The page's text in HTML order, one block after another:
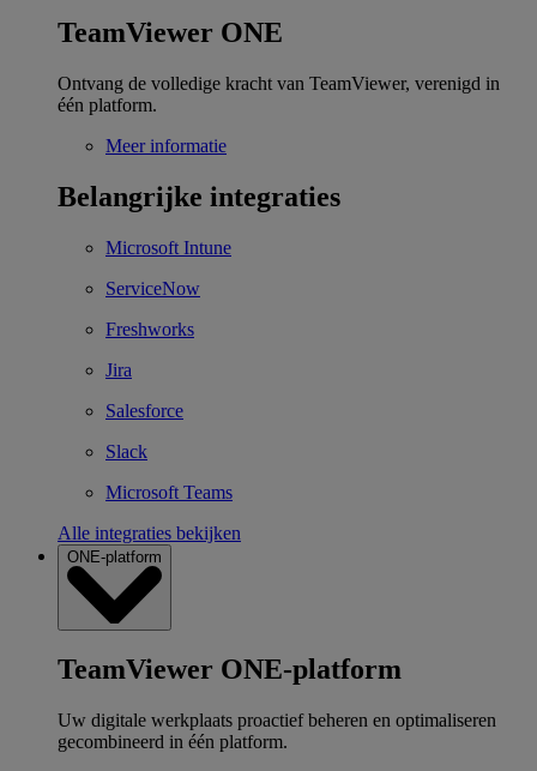
TeamViewer ONE
Ontvang de volledige kracht van TeamViewer, verenigd in
één platform.
Meer informatie
Belangrijke integraties
Microsoft Intune
ServiceNow
Freshworks
Jira
Salesforce
Slack
Microsoft Teams
Alle integraties bekijken
ONE-platform
TeamViewer ONE-platform
Uw digitale werkplaats proactief beheren en optimaliseren
gecombineerd in één platform.